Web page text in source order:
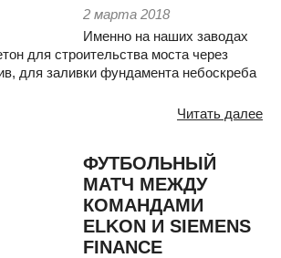
2 марта 2018
Именно на наших заводах
для строительства моста через
для заливки фундамента небоскреба
Читать далее
ФУТБОЛЬНЫЙ
МАТЧ МЕЖДУ
КОМАНДАМИ
ELKON И SIEMENS
FINANCE